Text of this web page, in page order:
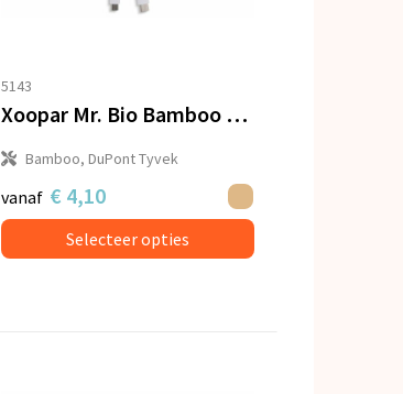
5143
Xoopar Mr. Bio Bamboo Charging Cable
Bamboo, DuPont Tyvek
vanaf € 4,10
Selecteer opties